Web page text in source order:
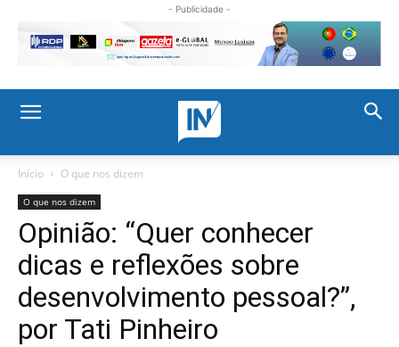
- Publicidade -
Início O que nos dizem
O que nos dizem
Opinião: “Quer conhecer
dicas e reflexões sobre
desenvolvimento pessoal?”,
por Tati Pinheiro